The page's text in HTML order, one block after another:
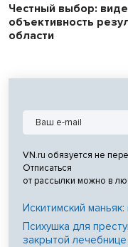
Честный выбор:
объективность
области
VN.ru обязуется не
Отписаться
от рассылки можно в
Искитимский
Психушка для
закрытой